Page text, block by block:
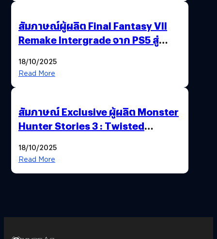
สัมภาษณ์ผู้ผลิต Final Fantasy VII
Remake Intergrade จาก PS5 สู่
18/10/2025
Read More
สัมภาษณ์ Exclusive ผู้ผลิต Monster
Hunter Stories 3 : Twisted
สวยฉ่ำ !
18/10/2025
Read More